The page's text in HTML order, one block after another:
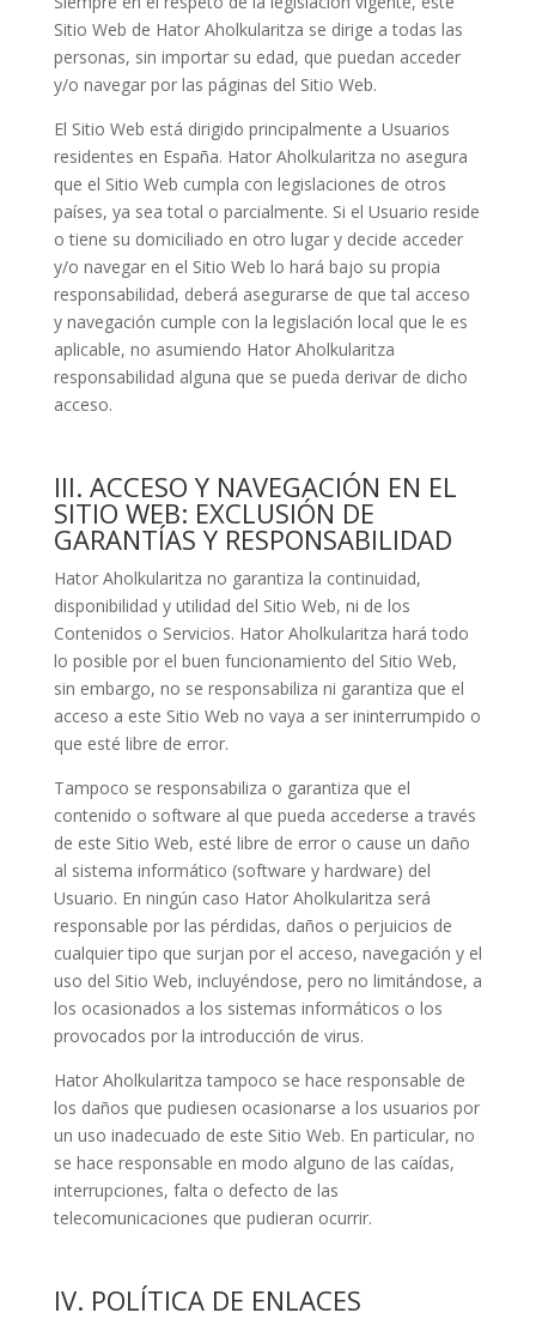
Sitio Web de Hator Aholkularitza se dirige a todas las
personas, sin importar su edad, que puedan acceder
y/o navegar por las páginas del Sitio Web.
El Sitio Web está dirigido principalmente a Usuarios
residentes en España. Hator Aholkularitza no asegura
que el Sitio Web cumpla con legislaciones de otros
países, ya sea total o parcialmente. Si el Usuario reside
o tiene su domiciliado en otro lugar y decide acceder
y/o navegar en el Sitio Web lo hará bajo su propia
responsabilidad, deberá asegurarse de que tal acceso
y navegación cumple con la legislación local que le es
aplicable, no asumiendo Hator Aholkularitza
responsabilidad alguna que se pueda derivar de dicho
acceso.
III. ACCESO Y NAVEGACIÓN EN EL
SITIO WEB: EXCLUSIÓN DE
GARANTÍAS Y RESPONSABILIDAD
Hator Aholkularitza no garantiza la continuidad,
disponibilidad y utilidad del Sitio Web, ni de los
Contenidos o Servicios. Hator Aholkularitza hará todo
lo posible por el buen funcionamiento del Sitio Web,
sin embargo, no se responsabiliza ni garantiza que el
acceso a este Sitio Web no vaya a ser ininterrumpido o
que esté libre de error.
Tampoco se responsabiliza o garantiza que el
contenido o software al que pueda accederse a través
de este Sitio Web, esté libre de error o cause un daño
al sistema informático (software y hardware) del
Usuario. En ningún caso Hator Aholkularitza será
responsable por las pérdidas, daños o perjuicios de
cualquier tipo que surjan por el acceso, navegación y el
uso del Sitio Web, incluyéndose, pero no limitándose, a
los ocasionados a los sistemas informáticos o los
provocados por la introducción de virus.
Hator Aholkularitza tampoco se hace responsable de
los daños que pudiesen ocasionarse a los usuarios por
un uso inadecuado de este Sitio Web. En particular, no
se hace responsable en modo alguno de las caídas,
interrupciones, falta o defecto de las
telecomunicaciones que pudieran ocurrir.
IV. POLÍTICA DE ENLACES